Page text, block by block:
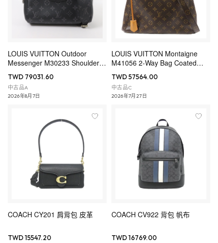
LOUIS VUITTON Outdoor
Messenger M30233 Shoulder
Bag Coated Canvas
TWD 79031.60
中古品A
2026年8月7日
LOUIS VUITTON Montaigne
M41056 2-Way Bag Coated
Canvas
TWD 57564.00
中古品C
2026年7月27日
COACH CY201 肩背包 皮革
TWD 15547.20
COACH CV922 背包 帆布
TWD 16769.00